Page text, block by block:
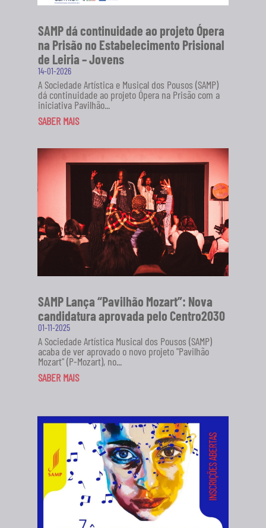
SAMP dá continuidade ao projeto Ópera
na Prisão no Estabelecimento Prisional
de Leiria – Jovens
14-01-2026
A Sociedade Artística e Musical dos Pousos (SAMP)
dá continuidade ao projeto Ópera na Prisão com a
iniciativa Pavilhão...
SABER MAIS
SAMP Lança “Pavilhão Mozart”: Nova
candidatura aprovada pelo Centro2030
01-11-2025
A Sociedade Artística Musical dos Pousos (SAMP)
acaba de ver aprovado o novo projeto "Pavilhão
Mozart" (P-Mozart), no...
SABER MAIS